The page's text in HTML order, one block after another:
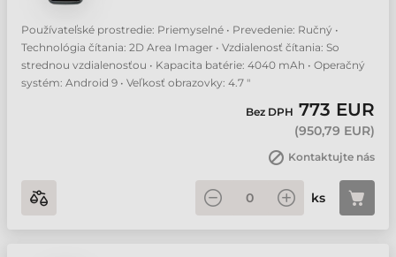
Používateľské prostredie: Priemyselné • Prevedenie: Ručný •
Technológia čítania: 2D Area Imager • Vzdialenosť čítania: So
strednou vzdialenosťou • Kapacita batérie: 4040 mAh • Operačný
systém: Android 9 • Veľkosť obrazovky: 4.7 "
Bez DPH 773 EUR
(950,79 EUR)
Kontaktujte nás
ks